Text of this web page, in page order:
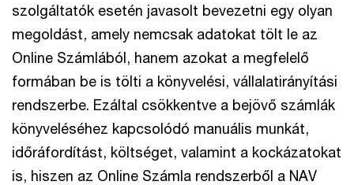
szolgáltatók esetén javasolt bevezetni egy olyan
megoldást, amely nemcsak adatokat tölt le az
Online Számlából, hanem azokat a megfelelő
formában be is tölti a könyvelési, vállalatirányítási
rendszerbe. Ezáltal csökkentve a bejövő számlák
könyveléséhez kapcsolódó manuális munkát,
időráfordítást, költséget, valamint a kockázatokat
is, hiszen az Online Számla rendszerből a NAV